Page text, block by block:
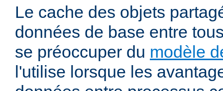
Le cache des objets
données de base entre
se préoccuper du modèle
l'utilise lorsque les